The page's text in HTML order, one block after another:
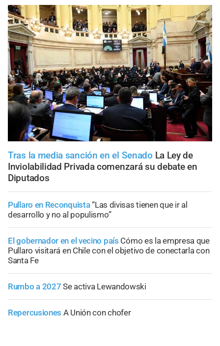
Tras la media sanción en el Senado La Ley de
Inviolabilidad Privada comenzará su debate en
Diputados
Pullaro en Reconquista“Las divisas tienen que ir al
desarrollo y no al populismo”
El gobernador en el vecino país Cómo es la empresa que
Pullaro visitará en Chile con el objetivo de conectarla con
Santa Fe
Rumbo a 2027 Se activa Lewandowski
Repercusiones A Unión con chofer